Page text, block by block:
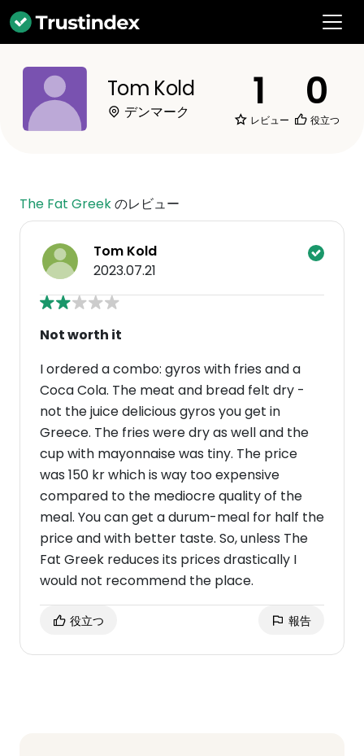
Tom Kold
デンマーク 1
レビュー
0
役立つ
The Fat Greekのレビュー
Tom Kold
2023.07.21
Not worth it
I ordered a combo: gyros with fries and a
Coca Cola. The meat and bread felt dry -
not the juice delicious gyros you get in
Greece. The fries were dry as well and the
cup with mayonnaise was tiny. The price
was 150 kr which is way too expensive
compared to the mediocre quality of the
meal. You can get a durum-meal for half the
price and with better taste. So, unless The
Fat Greek reduces its prices drastically I
would not recommend the place.
役立つ 報告